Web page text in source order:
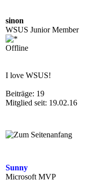
sinon
WSUS Junior Member
Offline
I love WSUS!
Beiträge: 19
Mitglied seit: 19.02.16
Sunny
Microsoft MVP